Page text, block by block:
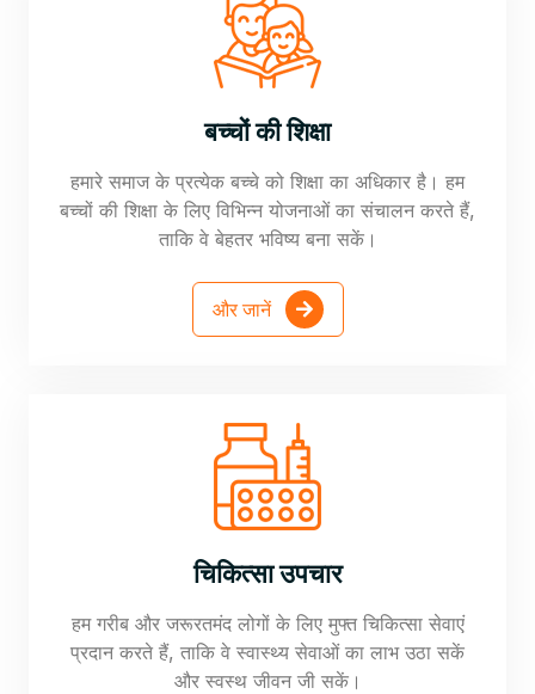
बच्चों की शिक्षा
हमारे समाज के प्रत्येक बच्चे को शिक्षा का अधिकार है। हम
बच्चों की शिक्षा के लिए विभिन्न योजनाओं का संचालन करते हैं,
ताकि वे बेहतर भविष्य बना सकें।
और जानें
चिकित्सा उपचार
हम गरीब और जरूरतमंद लोगों के लिए मुफ्त चिकित्सा सेवाएं
प्रदान करते हैं, ताकि वे स्वास्थ्य सेवाओं का लाभ उठा सकें
और स्वस्थ जीवन जी सकें।